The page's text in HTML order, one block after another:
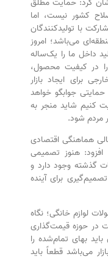
کشور نیست، اما
با تولیدکنندگان
می‌باشد؛ امروز
داخل ما را یک‌ساله
را در کیفیت محصول،
برای ایجاد بازار
جوابگو خواهد
کنیم شاید منجر به
مردم شود.
هماهنگی اقتصادی
افزود: هنوز تصمیمی
گذشته وجود دارد و
برای آینده
لوازم خانگی؛ نگاه
حوزه قیمت‌گذاری
بهای تمام‌شده را
می‌باشد قطعاً باید